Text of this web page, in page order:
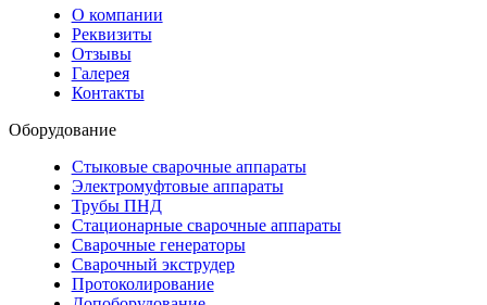
О компании
Реквизиты
Отзывы
Галерея
Контакты
Оборудование
Стыковые сварочные аппараты
Электромуфтовые аппараты
Трубы ПНД
Стационарные сварочные аппараты
Сварочные генераторы
Сварочный экструдер
Протоколирование